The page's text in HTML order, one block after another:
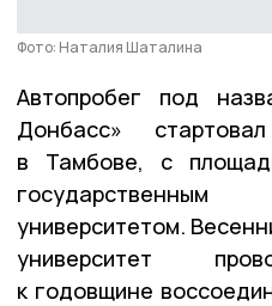
Фото: Наталия Шаталина
Автопробег под
Донбасс»
в Тамбове, с
университетом.
университет
к годовщине